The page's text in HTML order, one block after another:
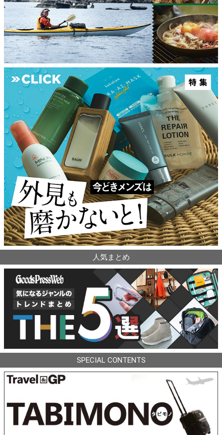
人気まとめ
SPECIAL CONTENTS